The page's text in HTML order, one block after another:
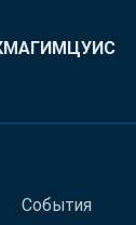
МАГИМЦУИС
События